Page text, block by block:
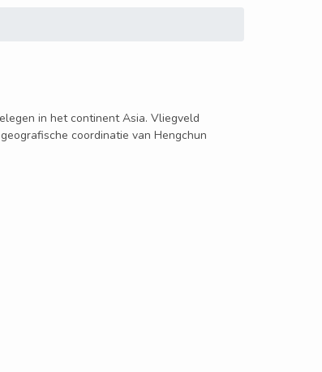
in het continent Asia. Vliegveld
coordinatie van Hengchun